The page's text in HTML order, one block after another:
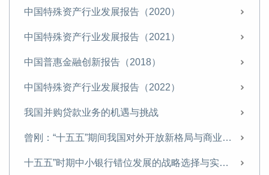
中国特殊资产行业发展报告（2020）
中国特殊资产行业发展报告（2021）
中国普惠金融创新报告（2018）
中国特殊资产行业发展报告（2022）
我国并购贷款业务的机遇与挑战
曾刚：“十五五”期间我国对外开放新格局与商业银行经营策略
十五五”时期中小银行错位发展的战略选择与实施路径